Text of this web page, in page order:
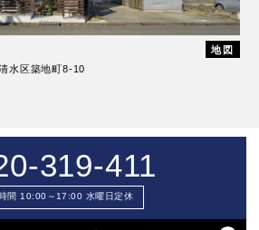
地図
水区築地町8-10
319-411
間 10:00～17:00 水曜日定休